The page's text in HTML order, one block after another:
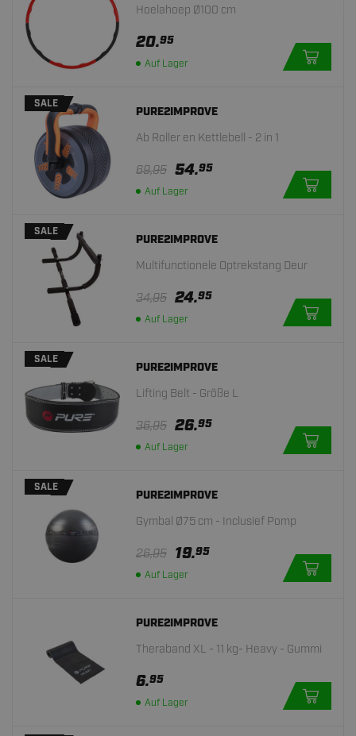
Hoelahoep Ø100 cm
20.95
Auf Lager
SALE
PURE2IMPROVE
Ab Roller en Kettlebell - 2 in 1
69,95 54.95
Auf Lager
SALE
PURE2IMPROVE
Multifunctionele Optrekstang Deur
34,95 24.95
Auf Lager
SALE
PURE2IMPROVE
Lifting Belt - Größe L
36,95 26.95
Auf Lager
SALE
PURE2IMPROVE
Gymbal Ø75 cm - Inclusief Pomp
26,95 19.95
Auf Lager
PURE2IMPROVE
Theraband XL - 11 kg- Heavy - Gummi
6.95
Auf Lager